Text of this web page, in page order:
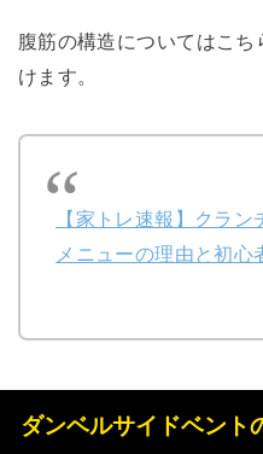
腹筋の構造についてはこ
けます。
【家トレ速報】クラ
メニューの理由と初心
ダンベルサイドベント